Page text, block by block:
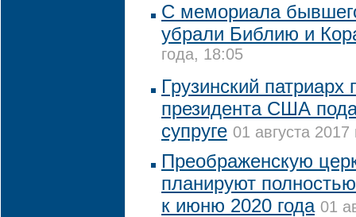
С мемориала
убрали Библию и
года, 18:05
Грузинский
президента США
супруге 01 августа
Преображенскую
планируют
к июню 2020 года 01